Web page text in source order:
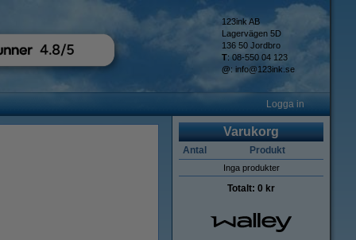
123ink AB
Lagervägen 5D
136 50 Jordbro
T: 08-550 04 123
@: info@123ink.se
Logga in
Varukorg
Antal Produkt
Inga produkter
Totalt: 0 kr